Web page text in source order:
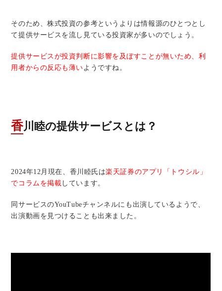
そのため、株式投資の参考というよりは情報源のひとつとし
て提供サービスを流し見ている投資家が多いのでしょう。
提供サービスが投資判断に影響を及ぼすことが無いため、利
用者からの反応も薄いようですね。
香川睦の提供サービスとは？
2024年12月現在、香川睦氏は楽天証券のアプリ「トウシル」
でコラムを掲載 しています。
同サービスのYouTubeチャンネルにも出演しているようで、
出演動画を見つけることも出来ました。